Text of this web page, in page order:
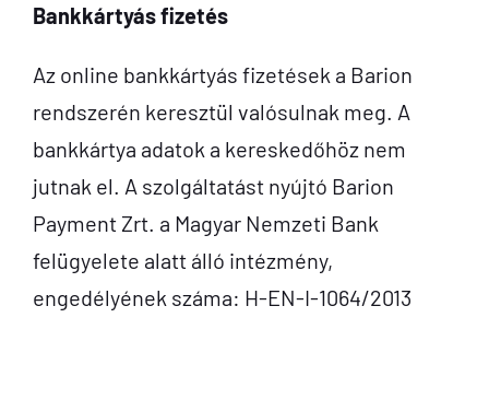
Bankkártyás fizetés
Az online bankkártyás fizetések a Barion
rendszerén keresztül valósulnak meg. A
bankkártya adatok a kereskedőhöz nem
jutnak el. A szolgáltatást nyújtó Barion
Payment Zrt. a Magyar Nemzeti Bank
felügyelete alatt álló intézmény,
engedélyének száma: H-EN-I-1064/2013